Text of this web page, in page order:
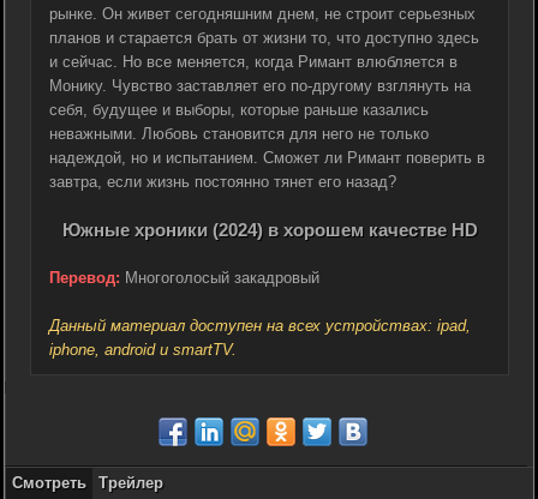
рынке. Он живет сегодняшним днем, не строит серьезных
планов и старается брать от жизни то, что доступно здесь
и сейчас. Но все меняется, когда Римант влюбляется в
Монику. Чувство заставляет его по-другому взглянуть на
себя, будущее и выборы, которые раньше казались
неважными. Любовь становится для него не только
надеждой, но и испытанием. Сможет ли Римант поверить в
завтра, если жизнь постоянно тянет его назад?
Южные хроники (2024) в хорошем качестве HD
Перевод: Многоголосый закадровый
Данный материал доступен на всех устройствах: ipad,
iphone, android и smartTV.
Смотреть Трейлер